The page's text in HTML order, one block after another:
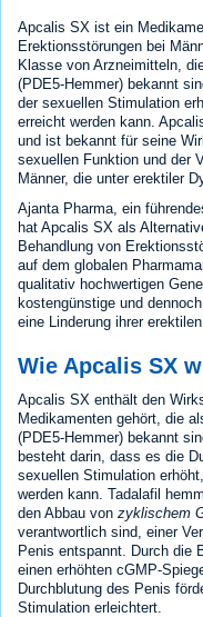
Apcalis SX ist ein
Erektionsstörungen bei
Klasse von Arzneimitteln,
(PDE5-Hemmer) bekannt
der sexuellen Stimulation
erreicht werden kann.
und ist bekannt für seine
sexuellen Funktion und der
Männer, die unter erektiler
Ajanta Pharma, ein
hat Apcalis SX als
Behandlung von
auf dem globalen
qualitativ hochwertigen
kostengünstige und
eine Linderung ihrer
Wie Apcalis SX
Apcalis SX enthält den
Medikamenten gehört, die
(PDE5-Hemmer) bekannt
besteht darin, dass es die
sexuellen Stimulation
werden kann. Tadalafil
den Abbau von zyklischem
verantwortlich sind, einer
Penis entspannt. Durch die
einen erhöhten cGMP-
Durchblutung des Penis
Stimulation erleichtert.